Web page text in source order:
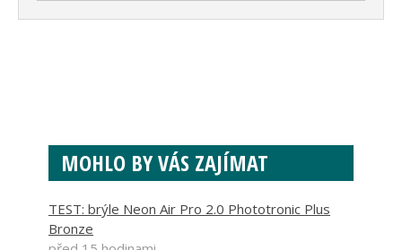
MOHLO BY VÁS ZAJÍMAT
TEST: brýle Neon Air Pro 2.0 Phototronic Plus
Bronze